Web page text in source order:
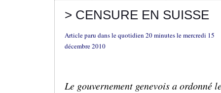
> CENSURE EN SUISSE
Article paru dans le quotidien 20 minutes le mercredi 15
décembre 2010
Le gouvernement genevois a ordonné